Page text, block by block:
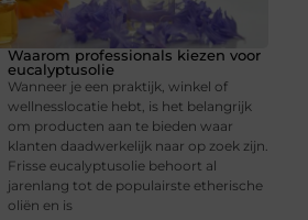
Waarom professionals kiezen voor
eucalyptusolie
Wanneer je een praktijk, winkel of
wellnesslocatie hebt, is het belangrijk
om producten aan te bieden waar
klanten daadwerkelijk naar op zoek zijn.
Frisse eucalyptusolie behoort al
jarenlang tot de populairste etherische
oliën en is